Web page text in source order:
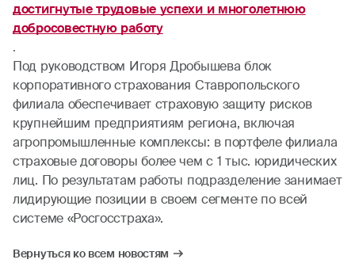
достигнутые трудовые успехи и многолетнюю
добросовестную работу
.
Под руководством Игоря Дробышева блок
корпоративного страхования Ставропольского
филиала обеспечивает страховую защиту рисков
крупнейшим предприятиям региона, включая
агропромышленные комплексы: в портфеле филиала
страховые договоры более чем с 1 тыс. юридических
лиц. По результатам работы подразделение занимает
лидирующие позиции в своем сегменте по всей
системе «Росгосстраха».
Вернуться ко всем новостям